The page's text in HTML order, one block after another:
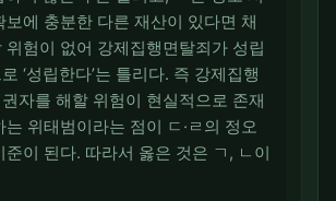
보에 충분한 다른 재산이 있다면 채
위험이 없어 강제집행면탈죄가 성립
‘성립한다’는 틀리다. 즉 강제집행
자를 해할 위험이 현실적으로 존재
는 위태범이라는 점이 ㄷ·ㄹ의 정오
준이 된다. 따라서 옳은 것은 ㄱ, ㄴ이